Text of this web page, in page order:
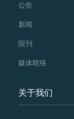
公告
新闻
院刊
媒体联络
关于我们